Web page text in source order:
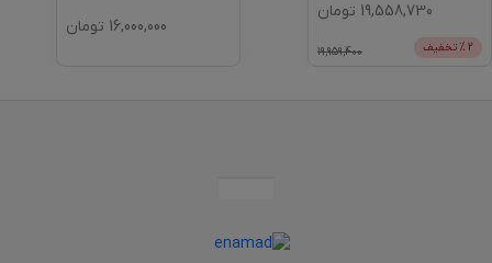
19,558,730 تومان
2 % تخفیف 19,959,400
16,000,000 تومان